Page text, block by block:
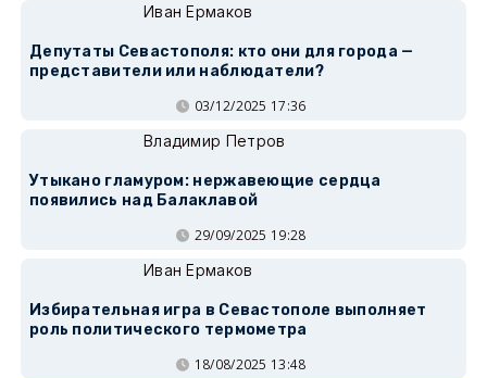
Иван Ермаков
Депутаты Севастополя: кто они для города —
представители или наблюдатели?
03/12/2025 17:36
Владимир Петров
Утыкано гламуром: нержавеющие сердца
появились над Балаклавой
29/09/2025 19:28
Иван Ермаков
Избирательная игра в Севастополе выполняет
роль политического термометра
18/08/2025 13:48